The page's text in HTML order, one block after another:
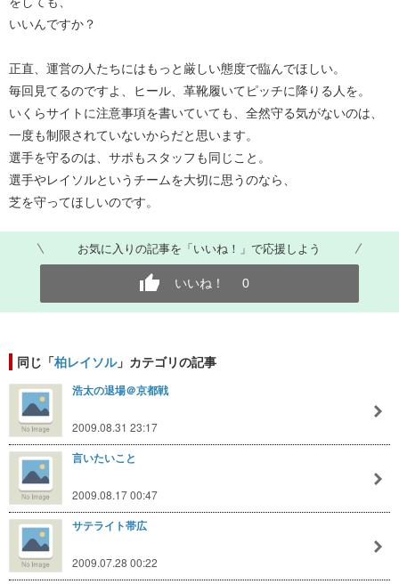
いいんですか？
正直、運営の人たちにはもっと厳しい態度で臨んでほしい。
毎回見てるのですよ、ヒール、革靴履いてピッチに降りる人を。
いくらサイトに注意事項を書いていても、全然守る気がないのは、
一度も制限されていないからだと思います。
選手を守るのは、サポもスタッフも同じこと。
選手やレイソルというチームを大切に思うのなら、
芝を守ってほしいのです。
お気に入りの記事を「いいね！」で応援しよう
いいね！ 0
同じ「柏レイソル」カテゴリの記事
浩太の退場＠京都戦
2009.08.31 23:17
言いたいこと
2009.08.17 00:47
サテライト帯広
2009.07.28 00:22